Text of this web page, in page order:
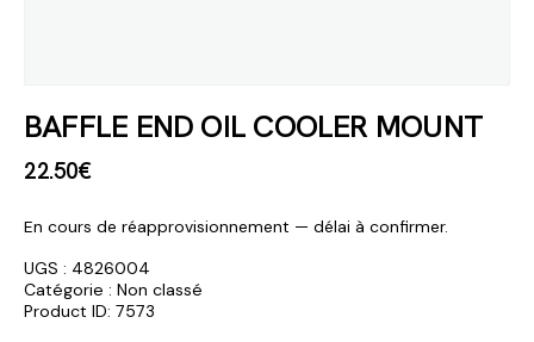
BAFFLE END OIL COOLER MOUNT
22.50€
En cours de réapprovisionnement — délai à confirmer.
UGS : 4826004
Catégorie : Non classé
Product ID: 7573